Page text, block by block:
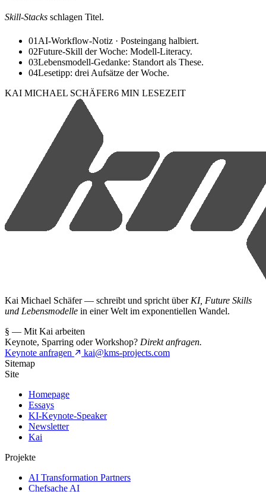
Skill-Stacks schlagen Titel.
01 AI-Workflow-Notiz · Posteingang halbiert.
02Future-Skill der Woche: Modell-Literacy.
03Lebensmodell-Gedanke: Standort als These.
04Lesetipp: drei Aufsätze der Woche.
KAI MICHAEL SCHÄFER6 MIN LESEZEIT
Kai Michael Schäfer — schreibt und spricht über KI, Future Skills
und Lebensmodelle in einer Welt im exponentiellen Wandel.
§ — Mit Kai arbeiten
Keynote, Sparring oder Workshop? Direkt anfragen.
Keynote anfragen
kai@kms-projects.com
Sitemap
Site
Homepage
Essays
KI-Keynote-Speaker
Newsletter
Kai
Projekte
AI Transformation Partners
Chefsache AI